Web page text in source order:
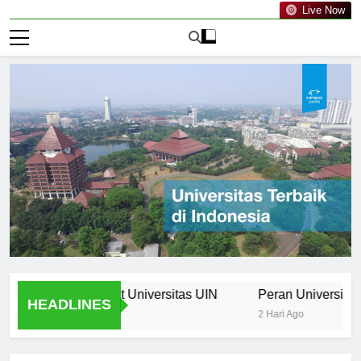
Live Now
HEADLINES
Curriculum at Universitas UIN Peran Universitas UIN
2 Hari Ago